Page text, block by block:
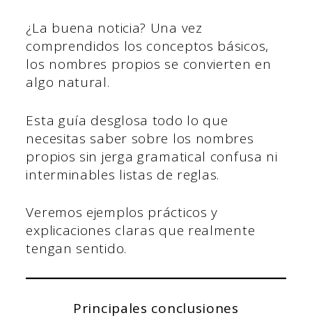
¿La buena noticia? Una vez
comprendidos los conceptos básicos,
los nombres propios se convierten en
algo natural.
Esta guía desglosa todo lo que
necesitas saber sobre los nombres
propios sin jerga gramatical confusa ni
interminables listas de reglas.
Veremos ejemplos prácticos y
explicaciones claras que realmente
tengan sentido.
Principales conclusiones